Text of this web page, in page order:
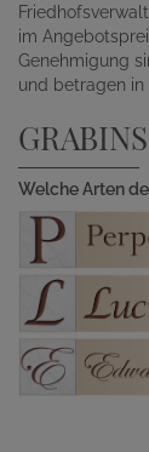
im
Genehmigung
und betragen
Welche Arten